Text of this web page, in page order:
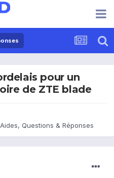
pour un
de ZTE blade
Questions & Réponses